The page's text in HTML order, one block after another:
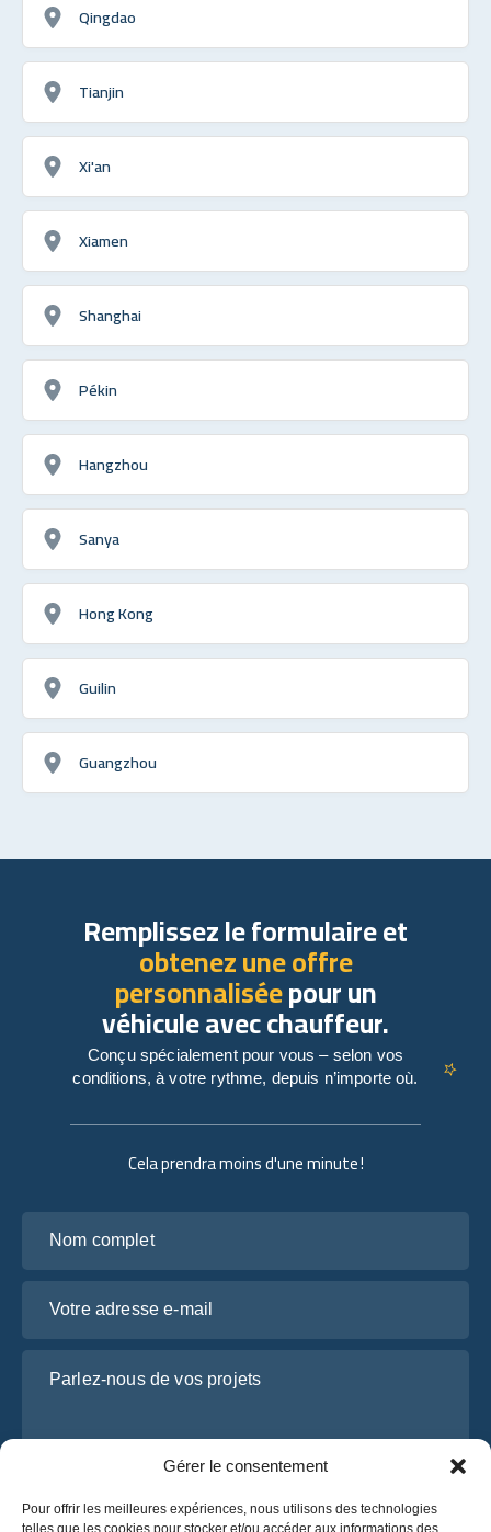
Gérer le consentement
Pour offrir les meilleures expériences, nous utilisons des technologies
telles que les cookies pour stocker et/ou accéder aux informations des
Qingdao
Tianjin
Xi'an
Xiamen
Shanghai
Pékin
Hangzhou
Sanya
Hong Kong
Guilin
Guangzhou
Cela prendra moins d'une minute !
Remplissez le formulaire et
obtenez une offre
personnaliséepour un
véhicule avec chauffeur.
Conçu spécialement pour vous – selon vos
conditions, à votre rythme, depuis n’importe où.